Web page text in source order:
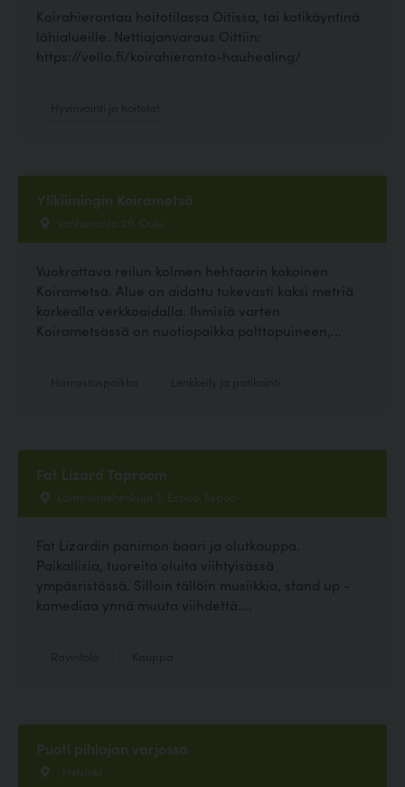
Koirahierontaa hoitotilassa Oitissa, tai kotikäyntinä
lähialueille. Nettiajanvaraus Oittiin:
https://vello.fi/koirahieronta-hauhealing/
Ylikiimingin Koirametsä
Vanharanta 29, Oulu
Vuokrattava reilun kolmen hehtaarin kokoinen
Koirametsä. Alue on aidattu tukevasti kaksi metriä
korkealla verkkoaidalla. Ihmisiä varten
Koirametsässä on nuotiopaikka polttopuineen,...
Fat Lizard Taproom
Lämpömiehenkuja 3, Espoo, Espoo
Fat Lizardin panimon baari ja olutkauppa.
Paikallisia, tuoreita oluita viihtyisässä
ympäsristössä. Silloin tällöin musiikkia, stand up -
komediaa ynnä muuta viihdettä....
Puoti pihlajan varjossa
, Helsinki